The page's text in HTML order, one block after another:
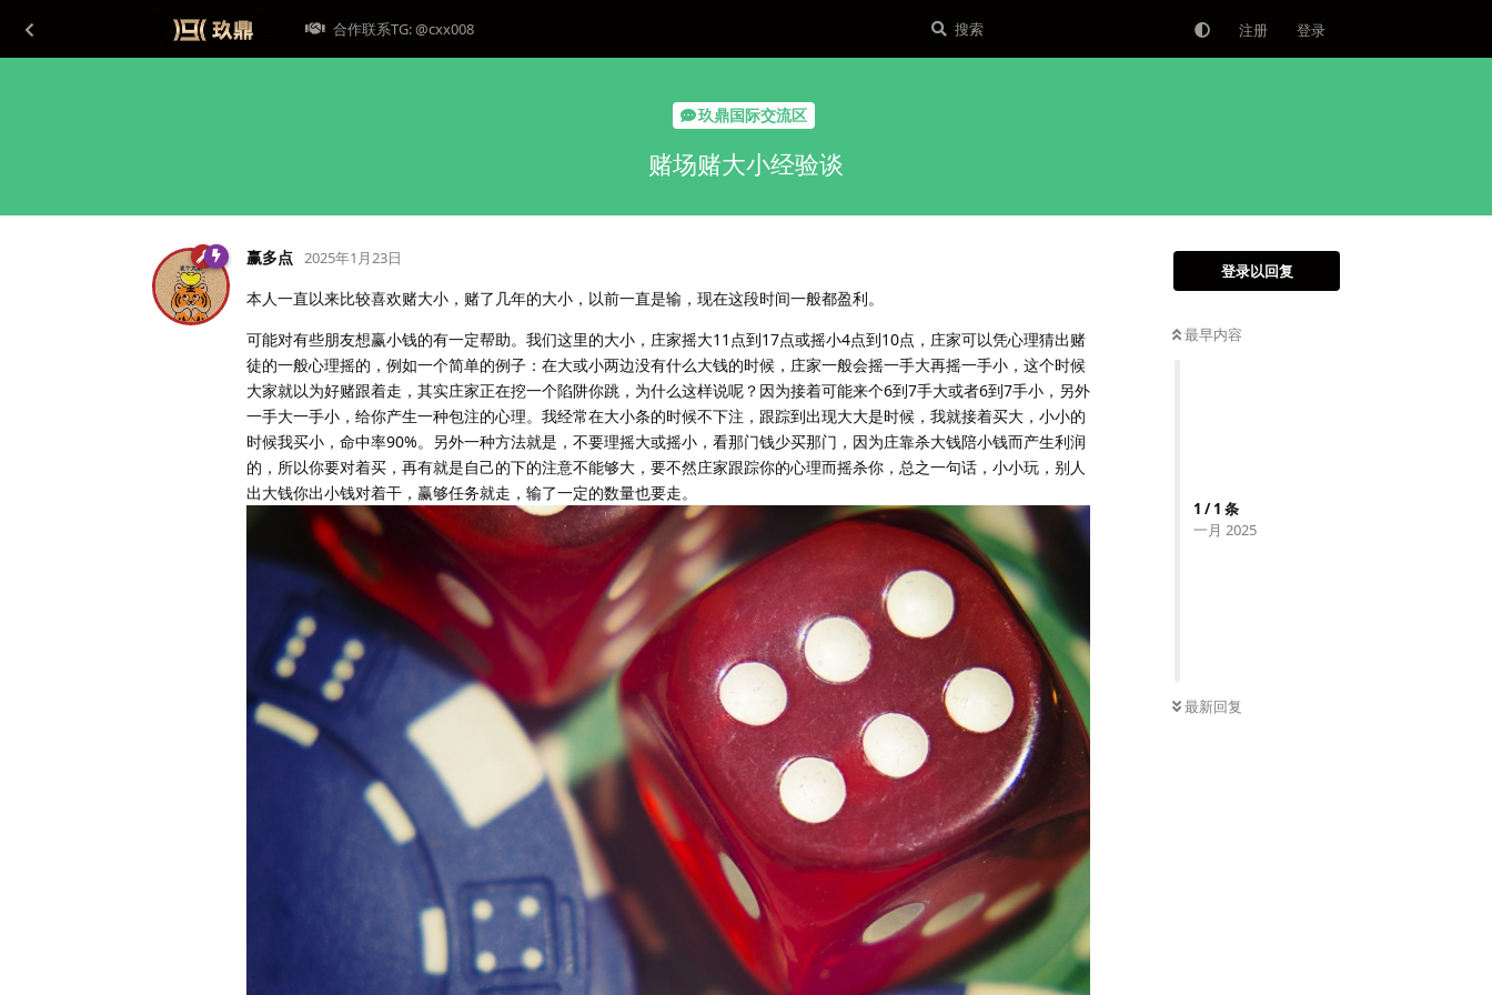
合作联系TG: @cxx008 注册 登录
玖鼎国际交流区
赌场赌大小经验谈
登录以回复
最早内容
1 /1 条
一月 2025
最新回复
赢多点 2025年1月23日
本人一直以来比较喜欢赌大小，赌了几年的大小，以前一直是输，现在这段时间一般都盈利。
可能对有些朋友想赢小钱的有一定帮助。我们这里的大小，庄家摇大11点到17点或摇小4点到10点，庄家可以凭心理猜出赌
徒的一般心理摇的，例如一个简单的例子：在大或小两边没有什么大钱的时候，庄家一般会摇一手大再摇一手小，这个时候
大家就以为好赌跟着走，其实庄家正在挖一个陷阱你跳，为什么这样说呢？因为接着可能来个6到7手大或者6到7手小，另外
一手大一手小，给你产生一种包注的心理。我经常在大小条的时候不下注，跟踪到出现大大是时候，我就接着买大，小小的
时候我买小，命中率90%。另外一种方法就是，不要理摇大或摇小，看那门钱少买那门，因为庄靠杀大钱陪小钱而产生利润
的，所以你要对着买，再有就是自己的下的注意不能够大，要不然庄家跟踪你的心理而摇杀你，总之一句话，小小玩，别人
出大钱你出小钱对着干，赢够任务就走，输了一定的数量也要走。